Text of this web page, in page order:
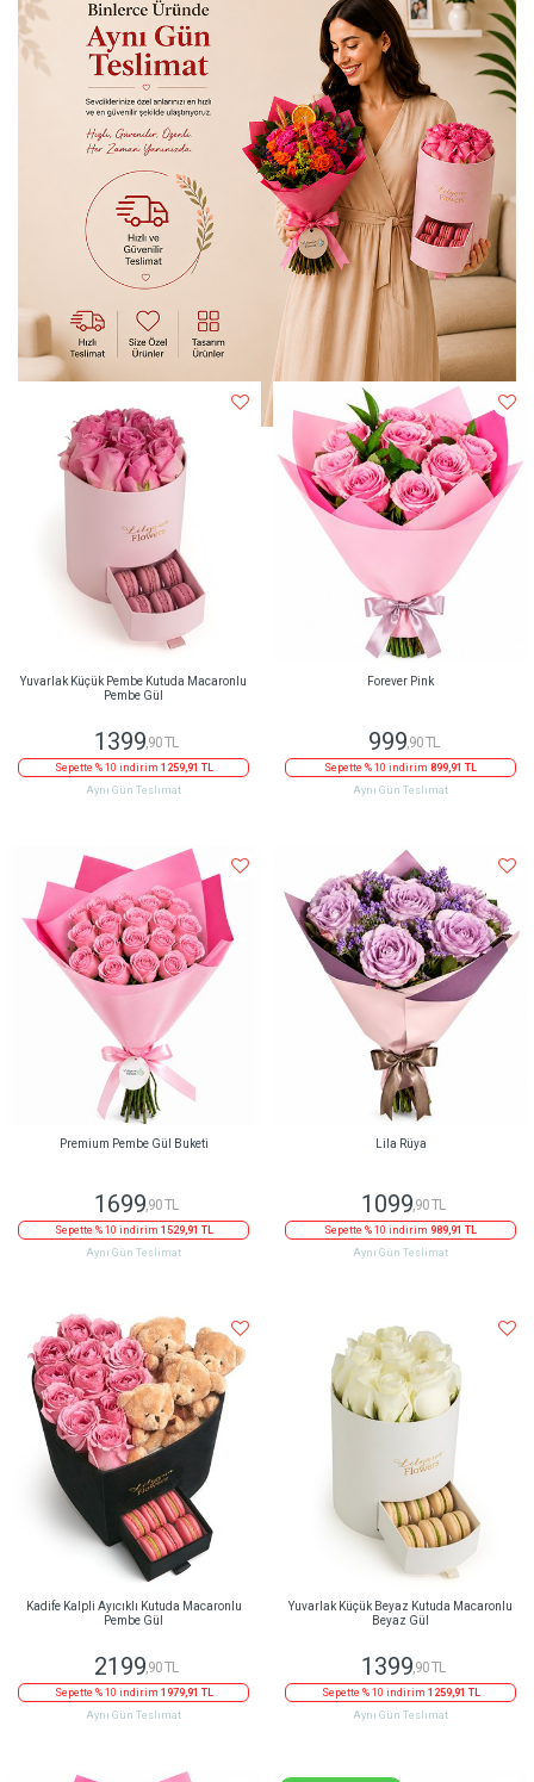
Yuvarlak Küçük Pembe Kutuda Macaronlu
Pembe Gül
1399 ,90 TL
Sepette % 10 indirim 1259,91 TL
Aynı Gün Teslimat
Forever Pink
999,90 TL
Sepette % 10 indirim 899,91 TL
Aynı Gün Teslimat
Premium Pembe Gül Buketi
1699,90 TL
Sepette % 10 indirim 1529,91 TL
Aynı Gün Teslimat
Lila Rüya
1099,90 TL
Sepette % 10 indirim 989,91 TL
Aynı Gün Teslimat
Kadife Kalpli Ayıcıklı Kutuda Macaronlu
Pembe Gül
2199,90 TL
Sepette % 10 indirim 1979,91 TL
Aynı Gün Teslimat
Yuvarlak Küçük Beyaz Kutuda Macaronlu
Beyaz Gül
1399,90 TL
Sepette % 10 indirim 1259,91 TL
Aynı Gün Teslimat